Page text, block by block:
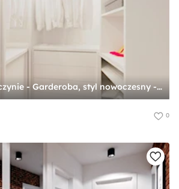
Mieszkanie w Pszczynie - Garderoba, styl nowoczesny - zdjęcie od Karolina Żaczek
0